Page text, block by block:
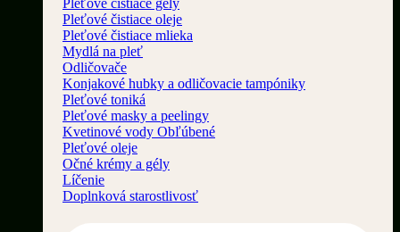
Pleťové čistiace oleje
Pleťové čistiace mlieka
Mydlá na pleť
Odličovače
Konjakové hubky a odličovacie tampóniky
Pleťové toniká
Pleťové masky a peelingy
Kvetinové vody
Pleťové oleje
Očné krémy a gély
Líčenie
Doplnková starostlivosť